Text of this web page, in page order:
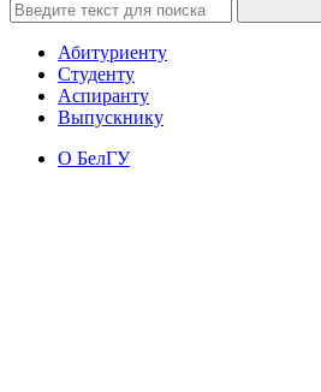
Абитуриенту
Студенту
Аспиранту
Выпускнику
О БелГУ